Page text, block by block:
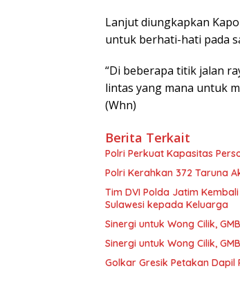
Lanjut diungkapkan
untuk berhati-hati pada
“Di beberapa titik jalan
lintas yang mana untuk
(Whn)
Berita Terkait
Polri Perkuat Kapasitas
Polri Kerahkan 372 Taruna
Tim DVI Polda Jatim
Sulawesi kepada Keluarga
Sinergi untuk Wong Cilik,
Sinergi untuk Wong Cilik,
Golkar Gresik Petakan Dapil